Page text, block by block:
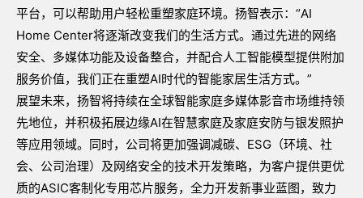
平台，可以帮助用户轻松重塑家庭环境。扬智表示：“AI
Home Center将逐渐改变我们的生活方式。通过先进的网络
安全、多媒体功能及设备整合，并配合人工智能模型提供附加
服务价值，我们正在重塑AI时代的智能家居生活方式。”
展望未来，扬智将持续在全球智能家庭多媒体影音市场维持领
先地位，并积极拓展边缘AI在智慧家庭及家庭安防与银发照护
等应用领域。同时，公司将更加强调减碳、ESG（环境、社
会、公司治理）及网络安全的技术开发策略，为客户提供更优
质的ASIC客制化专用芯片服务，全力开发新事业蓝图，致力